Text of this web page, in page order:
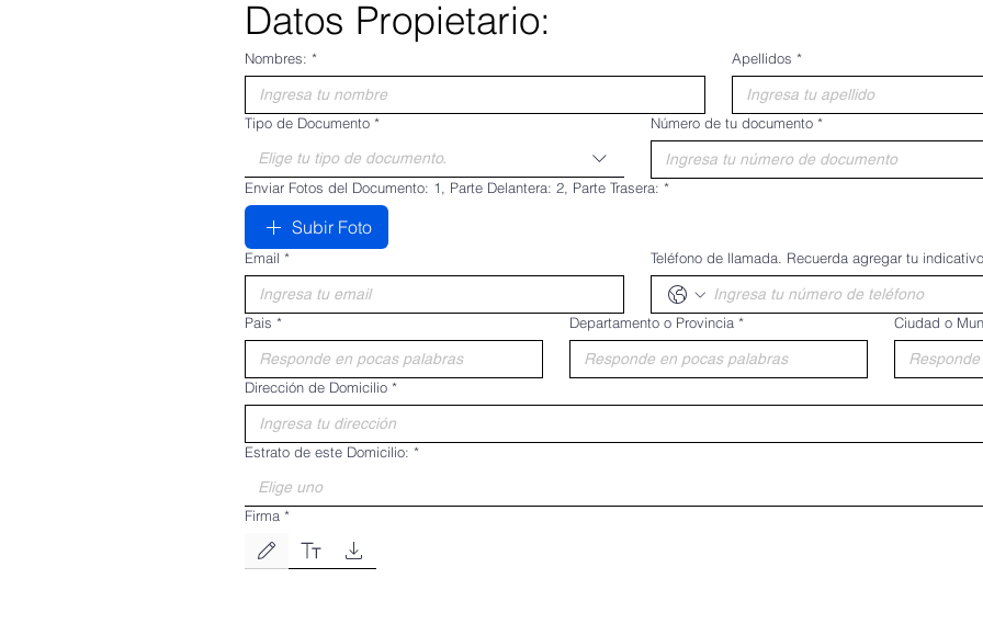
Datos Propietario:
Nombres: * Apellidos *
Tipo de Documento *
Elige tu tipo de documento.
Número de tu documento *
Enviar Fotos del Documento: 1, Parte Delantera: 2, Parte Trasera: *
Subir Foto
Email * Teléfono de llamada. Recuerda agregar tu
Pais * Departamento o Provincia * Ciudad o
Dirección de Domicilio *
Estrato de este Domicilio: *
Elige uno
Firma *
Drawing mode selected. Drawing requires a mouse or touchpad. For keyboard accessibility, select Type or Upload.